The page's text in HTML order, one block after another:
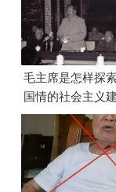
毛主席是怎样探
国情的社会主义
的？